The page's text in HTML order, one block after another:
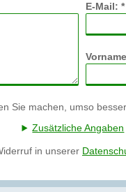
E-Mail: *
Sie machen, umso
Zusätzliche Angaben
in unserer